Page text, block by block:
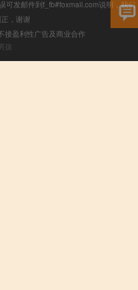
可发邮件到f_fb#foxmail.com说明，我们
，谢谢
接盈利性广告及商业合作
孩